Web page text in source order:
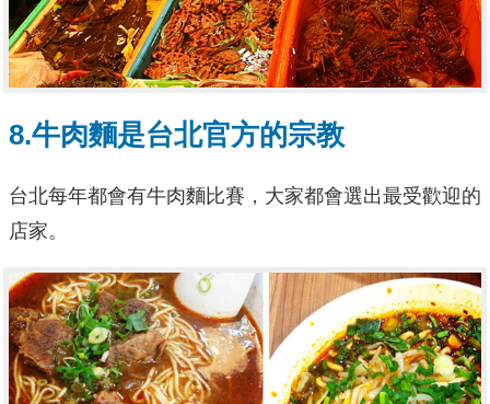
8.牛肉麵是台北官方的宗教
台北每年都會有牛肉麵比賽，大家都會選出最受歡迎的
店家。